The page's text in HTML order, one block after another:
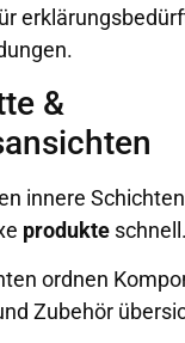
&
innere
produkte schnell.
ordnen
Zubehör